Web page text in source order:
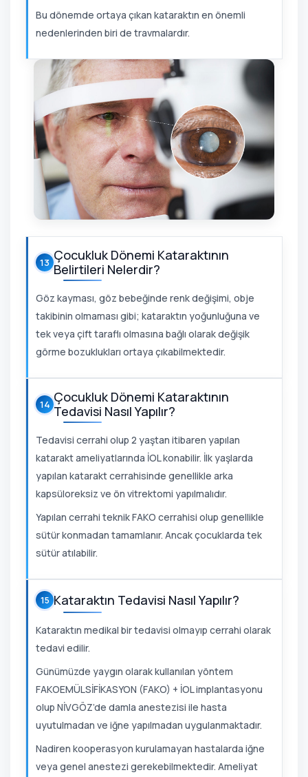
Bu dönemde ortaya çıkan kataraktın en önemli
nedenlerinden biri de travmalardır.
13 Çocukluk Dönemi Kataraktının
Belirtileri Nelerdir?
Göz kayması, göz bebeğinde renk değişimi, obje
takibinin olmaması gibi; kataraktın yoğunluğuna ve
tek veya çift taraflı olmasına bağlı olarak değişik
görme bozuklukları ortaya çıkabilmektedir.
14 Çocukluk Dönemi Kataraktının
Tedavisi Nasıl Yapılır?
Tedavisi cerrahi olup 2 yaştan itibaren yapılan
katarakt ameliyatlarında İOL konabilir. İlk yaşlarda
yapılan katarakt cerrahisinde genellikle arka
kapsüloreksiz ve ön vitrektomi yapılmalıdır.
Yapılan cerrahi teknik FAKO cerrahisi olup genellikle
sütür konmadan tamamlanır. Ancak çocuklarda tek
sütür atılabilir.
15 Kataraktın Tedavisi Nasıl Yapılır?
Kataraktın medikal bir tedavisi olmayıp cerrahi olarak
tedavi edilir.
Günümüzde yaygın olarak kullanılan yöntem
FAKOEMÜLSİFİKASYON (FAKO) + İOL implantasyonu
olup NİVGÖZ’de damla anestezisi ile hasta
uyutulmadan ve iğne yapılmadan uygulanmaktadır.
Nadiren kooperasyon kurulamayan hastalarda iğne
veya genel anestezi gerekebilmektedir. Ameliyat